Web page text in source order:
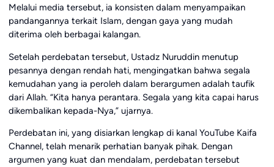
Melalui media tersebut, ia konsisten dalam menyampaikan
pandangannya terkait Islam, dengan gaya yang mudah
diterima oleh berbagai kalangan.
Setelah perdebatan tersebut, Ustadz Nuruddin menutup
pesannya dengan rendah hati, mengingatkan bahwa segala
kemudahan yang ia peroleh dalam berargumen adalah taufik
dari Allah. “Kita hanya perantara. Segala yang kita capai harus
dikembalikan kepada-Nya,” ujarnya.
Perdebatan ini, yang disiarkan lengkap di kanal YouTube Kaifa
Channel, telah menarik perhatian banyak pihak. Dengan
argumen yang kuat dan mendalam, perdebatan tersebut